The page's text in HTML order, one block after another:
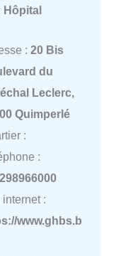
Hôpital
: 20 Bis
du
Leclerc,
Quimperlé
:
:
internet :
www.ghbs.b